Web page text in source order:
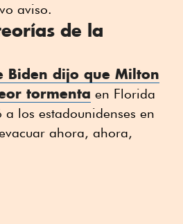
aviso.
de la
Biden dijo que Milton
tormenta en Florida
los estadounidenses en
ahora, ahora,